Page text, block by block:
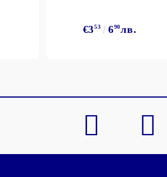
€353 690лв.